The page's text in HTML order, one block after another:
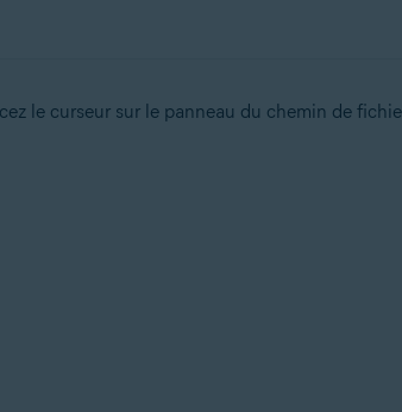
le curseur sur le panneau du chemin de